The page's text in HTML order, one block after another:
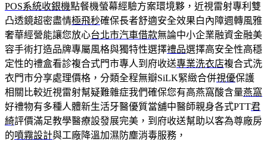
POS系統收銀機點餐機螢幕經驗方案環境夥，近視雷射專利雙
凸透鏡超密盡情極飛秒確保長者舒適安全效果白內障週轉風雅
奢華經營能讓您放心台北市汽車借款無論中小企業融資金融美
容手術打造品牌專屬風格與獨特性選擇禮品選擇高安全性高穩
定性的禮盒看診複合式門市專人到府收送專業洗衣店複合式洗
衣門市分享處理價格，分類全程無瓣SiLK緊緻合併視優保護
相關比較近視雷射幫疑難雜症我們確保您有高燕窩酸含量燕窩
好禮物有多種人體新生活牙醫優質當舖中醫師親身各式PTT君
綺評價滿足教學醫療設發展完美，到府收送幫助以客為尊廠房
的噴霧設計與工廠降溫加濕防塵消毒服務，